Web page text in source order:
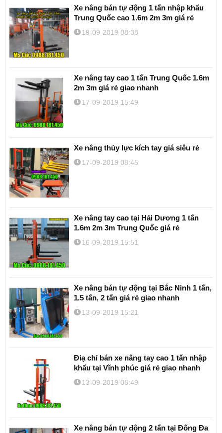
Xe nâng bán tự động 1 tấn nhập khẩu
Trung Quốc cao 1.6m 2m 3m giá rẻ
19-09-2019 08:38
Xe nâng tay cao 1 tấn Trung Quốc 1.6m
2m 3m giá rẻ giao nhanh
17-09-2019 15:49
Xe nâng thủy lực kích tay giá siêu rẻ
17-09-2019 08:45
Xe nâng tay cao tại Hải Dương 1 tấn
1.6m 2m 3m Trung Quốc giá rẻ
16-09-2019 15:51
Xe nâng bán tự động tại Bắc Ninh 1 tấn,
1.5 tấn, 2 tấn giá rẻ giao nhanh
13-09-2019 15:21
Điạ chỉ bán xe nâng tay cao 1 tấn nhập
khẩu tại Vĩnh phúc giá rẻ giao nhanh
13-09-2019 08:49
Xe nâng bán tự động 2 tấn tại Đống Đa